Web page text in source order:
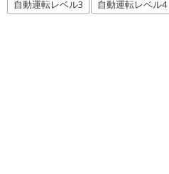
自動運転レベル3 自動運転レベル4